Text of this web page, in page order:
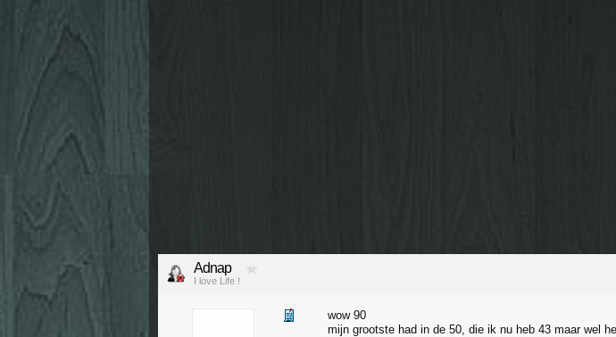
Adnap
I love Life !
wow 90
mijn grootste had in de 50, die ik nu heb 43 maar wel